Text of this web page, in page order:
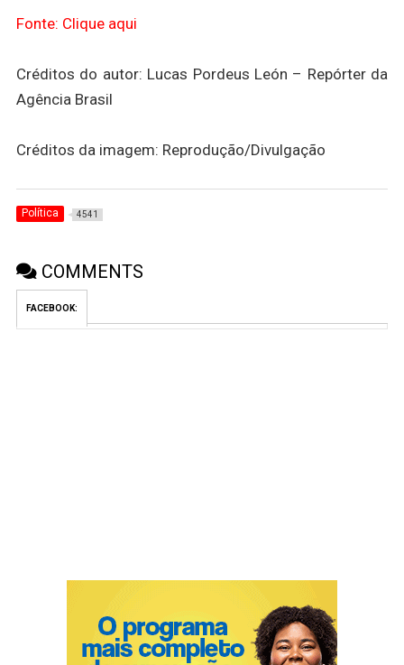
Fonte: Clique aqui
Créditos do autor: Lucas Pordeus León – Repórter da
Agência Brasil
Créditos da imagem: Reprodução/Divulgação
Política 4541
COMMENTS
FACEBOOK: